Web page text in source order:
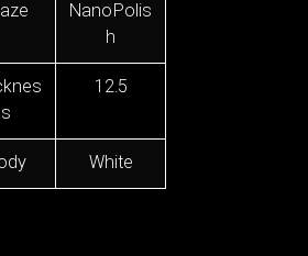
Nano Polis
h
s
12.5
White